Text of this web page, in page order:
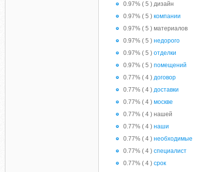
0.97% ( 5 ) дизайн
0.97% ( 5 ) компании
0.97% ( 5 ) материалов
0.97% ( 5 ) недорого
0.97% ( 5 ) отделки
0.97% ( 5 ) помещений
0.77% ( 4 ) договор
0.77% ( 4 ) доставки
0.77% ( 4 ) москве
0.77% ( 4 ) нашей
0.77% ( 4 ) наши
0.77% ( 4 ) необходимые
0.77% ( 4 ) специалист
0.77% ( 4 ) срок